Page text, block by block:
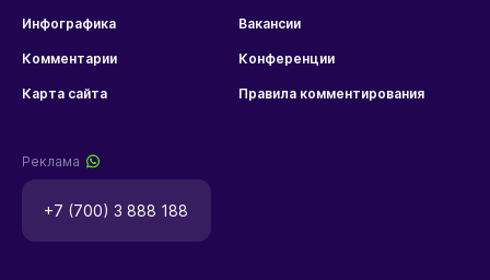
Инфографика Вакансии
Комментарии Конференции
Карта сайта Правила комментирования
Реклама
+7 (700) 3 888 188